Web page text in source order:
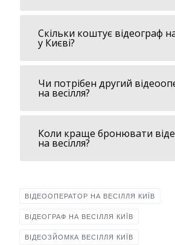
Скільки коштує відеограф
у Києві?
Чи потрібен другий
на весілля?
Коли краще бронювати
на весілля?
ВІДЕООПЕРАТОР НА ВЕСІЛЛЯ КИЇВ
ВІДЕОГРАФ НА ВЕСІЛЛЯ КИЇВ
ВІДЕОЗЙОМКА ВЕСІЛЛЯ КИЇВ